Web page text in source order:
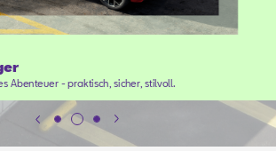
Abenteuer - praktisch, sicher, stilvoll.